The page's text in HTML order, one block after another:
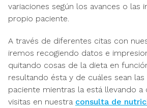
variaciones según los avances o las
propio paciente.
A través de diferentes citas con
iremos recogiendo datos e
quitando cosas de la dieta en
resultando ésta y de cuáles sean
paciente mientras la está llevando a
visitas en nuestra consulta de